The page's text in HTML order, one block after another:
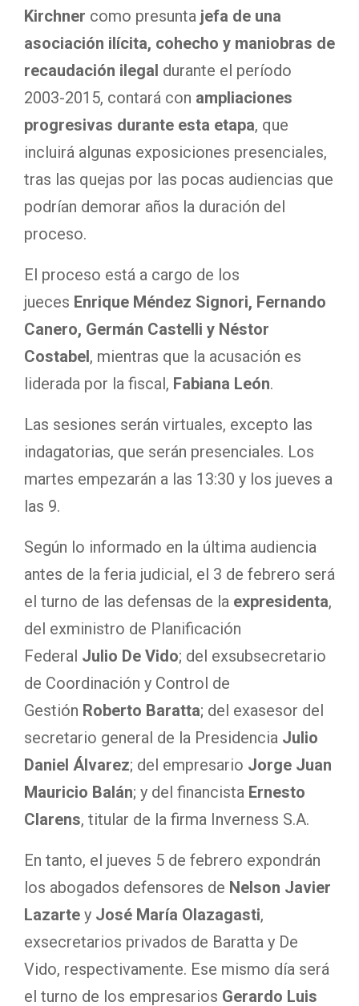
Kirchner como presunta jefa de una
asociación ilícita, cohecho y maniobras de
recaudación ilegal durante el período
2003-2015, contará con ampliaciones
progresivas durante esta etapa, que
incluirá algunas exposiciones presenciales,
tras las quejas por las pocas audiencias que
podrían demorar años la duración del
proceso.
El proceso está a cargo de los
jueces Enrique Méndez Signori, Fernando
Canero, Germán Castelli y Néstor
Costabel, mientras que la acusación es
liderada por la fiscal, Fabiana León.
Las sesiones serán virtuales, excepto las
indagatorias, que serán presenciales. Los
martes empezarán a las 13:30 y los jueves a
las 9.
Según lo informado en la última audiencia
antes de la feria judicial, el 3 de febrero será
el turno de las defensas de la expresidenta,
del exministro de Planificación
Federal Julio De Vido; del exsubsecretario
de Coordinación y Control de
Gestión Roberto Baratta; del exasesor del
secretario general de la Presidencia Julio
Daniel Álvarez; del empresario Jorge Juan
Mauricio Balán; y del financista Ernesto
Clarens, titular de la firma Inverness S.A.
En tanto, el jueves 5 de febrero expondrán
los abogados defensores de Nelson Javier
Lazarte y José María Olazagasti,
exsecretarios privados de Baratta y De
Vido, respectivamente. Ese mismo día será
el turno de los empresarios Gerardo Luis